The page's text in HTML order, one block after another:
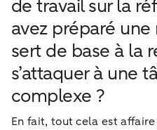
de travail sur la
avez préparé
sert de base à la
s’attaquer à une
complexe ?
En fait, tout cela est affaire